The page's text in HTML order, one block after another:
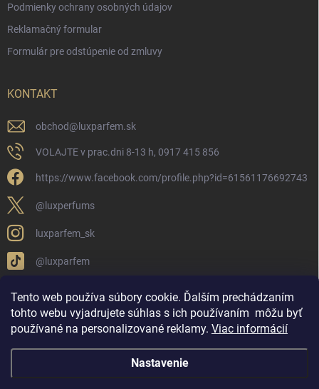
Tento web používa súbory cookie. Ďalším prechádzaním
tohto webu vyjadrujete súhlas s ich používaním môžu byť
používané na personalizované reklamy. Viac informácií
Nastavenie
Podmienky ochrany osobných údajov
Reklamačný formular
Formulár pre odstúpenie od zmluvy
KONTAKT
obchod@ luxparfem.sk
VOLAJTE v prac.dni 8-13 h, 0917 415 856
https://www.facebook.com/profile.php?id=61561176692743
@luxperfums
luxparfem_sk
@luxparfem
LUX PARFÉM NOVÁKY
Lux Parfém Skupina na FB
Lux Parfum - Česká Republika
Lux Parfumok - Hungary